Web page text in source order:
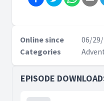
Online since
06/29/
Categories
EPISODE